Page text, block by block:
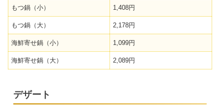
もつ鍋（小） 1,408円
もつ鍋（大） 2,178円
海鮮寄せ鍋（小） 1,099円
海鮮寄せ鍋（大） 2,089円
デザート